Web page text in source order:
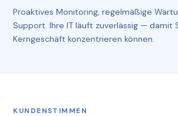
Proaktives Monitoring, regelmäßige
Support. Ihre IT läuft zuverlässig — damit
Kerngeschäft konzentrieren können.
KUNDENSTIMMEN